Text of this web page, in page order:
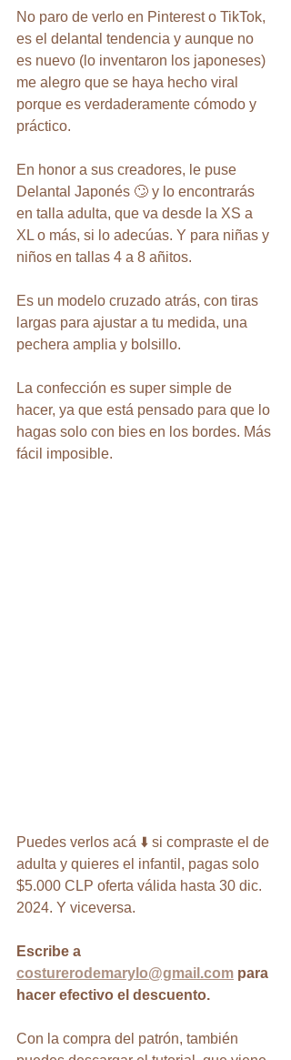
No paro de verlo en Pinterest o TikTok,
es el delantal tendencia y aunque no
es nuevo (lo inventaron los japoneses)
me alegro que se haya hecho viral
porque es verdaderamente cómodo y
práctico.
En honor a sus creadores, le puse
Delantal Japonés 🙄 y lo encontrarás
en talla adulta, que va desde la XS a
XL o más, si lo adecúas. Y para niñas y
niños en tallas 4 a 8 añitos.
Es un modelo cruzado atrás, con tiras
largas para ajustar a tu medida, una
pechera amplia y bolsillo.
La confección es super simple de
hacer, ya que está pensado para que lo
hagas solo con bies en los bordes. Más
fácil imposible.
Puedes verlos acá ⬇️ si compraste el de
adulta y quieres el infantil, pagas solo
$5.000 CLP oferta válida hasta 30 dic.
2024. Y viceversa.
Escribe a
costurerodemarylo@gmail.com para
hacer efectivo el descuento.
Con la compra del patrón, también